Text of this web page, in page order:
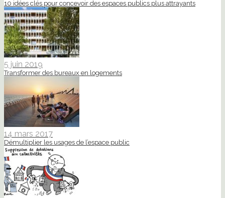
10 idées clés pour concevoir des espaces publics plus attrayants
5 juin 2019
Transformer des bureaux en logements
14 mars 2017
Démultiplier les usages de l’espace public